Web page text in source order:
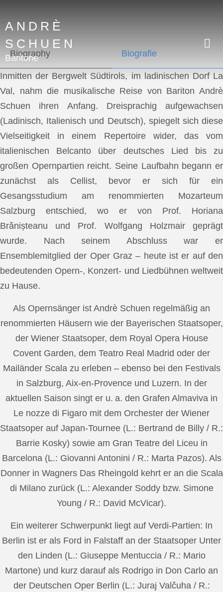
ANDRÈ
SCHUEN
Baritone
Biography Biografie
Inmitten der Bergwelt Südtirols, im ladinischen Dorf La
Val, nahm die musikalische Reise von Bariton Andrè
Schuen ihren Anfang. Dreisprachig aufgewachsen
(Ladinisch, Italienisch und Deutsch), spiegelt sich diese
Vielseitigkeit in einem Repertoire wider, das vom
italienischen Belcanto über deutsches Lied bis zu
großen Opernpartien reicht. Seine Laufbahn begann er
zunächst als Cellist, bevor er sich für ein
Gesangsstudium am renommierten Mozarteum
Salzburg entschied, wo er von Prof. Horiana
Brănișteanu und Prof. Wolfgang Holzmair geprägt
wurde. Nach seinem Abschluss war er
Ensemblemitglied der Oper Graz – heute ist er auf den
bedeutenden Opern-, Konzert- und Liedbühnen weltweit
zu Hause.
Als Opernsänger ist Andrè Schuen regelmäßig an
renommierten Häusern wie der Bayerischen Staatsoper,
der Wiener Staatsoper, dem Royal Opera House
Covent Garden, dem Teatro Real Madrid oder der
Mailänder Scala zu erleben – ebenso bei den Festivals
in Salzburg, Aix-en-Provence und Luzern. In der
aktuellen Saison singt er u. a. den Grafen Almaviva in
Le nozze di Figaro mit dem Orchester der Wiener
Staatsoper auf Japan-Tournee (L.: Bertrand de Billy / R.:
Barrie Kosky) sowie am Gran Teatre del Liceu in
Barcelona (L.: Giovanni Antonini / R.: Marta Pazos). Als
Donner in Wagners Das Rheingold kehrt er an die Scala
di Milano zurück (L.: Alexander Soddy bzw. Simone
Young / R.: David McVicar).
Ein weiterer Schwerpunkt liegt auf Verdi-Partien: In
Berlin ist er als Ford in Falstaff an der Staatsoper Unter
den Linden (L.: Giuseppe Mentuccia / R.: Mario
Martone) und kurz darauf als Rodrigo in Don Carlo an
der Deutschen Oper Berlin (L.: Juraj Valčuha / R.: